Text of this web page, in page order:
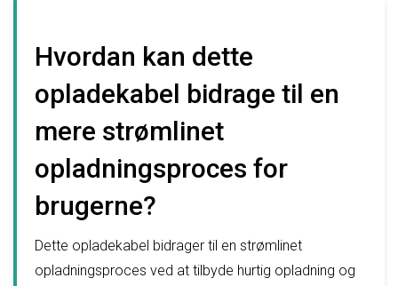
Hvordan kan dette
opladekabel bidrage til en
mere strømlinet
opladningsproces for
brugerne?
Dette opladekabel bidrager til en strømlinet
opladningsproces ved at tilbyde hurtig opladning og